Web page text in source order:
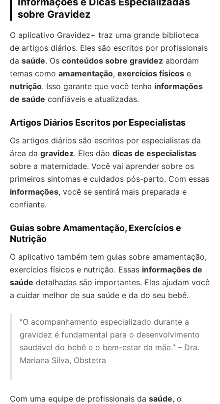
sobre Gravidez
O aplicativo Gravidez+ traz uma grande biblioteca
de artigos diários. Eles são escritos por profissionais
da saúde. Os conteúdos sobre gravidez abordam
temas como amamentação, exercícios físicos e
nutrição. Isso garante que você tenha informações
de saúde confiáveis e atualizadas.
Artigos Diários Escritos por Especialistas
Os artigos diários são escritos por especialistas da
área da gravidez. Eles dão dicas de especialistas
sobre a maternidade. Você vai aprender sobre os
primeiros sintomas e cuidados pós-parto. Com essas
informações, você se sentirá mais preparada e
confiante.
Guias sobre Amamentação, Exercícios e
Nutrição
O aplicativo também tem guias sobre amamentação,
exercícios físicos e nutrição. Essas informações de
saúde detalhadas são importantes. Elas ajudam você
a cuidar melhor de sua saúde e da do seu bebê.
“O acompanhamento especializado durante a
gravidez é fundamental para o desenvolvimento
saudável do bebê e o bem-estar da mãe.” – Dra.
Mariana Silva, Obstetra
Com uma equipe de profissionais da saúde, o